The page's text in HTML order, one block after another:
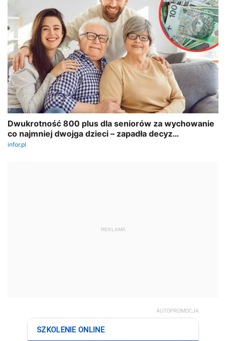
REKLAMA
AUTOPROMOCJA
SZKOLENIE ONLINE